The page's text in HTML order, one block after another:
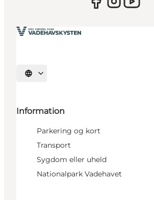
Vælg sprog
Information
Parkering og kort
Transport
Sygdom eller uheld
Nationalpark Vadehavet